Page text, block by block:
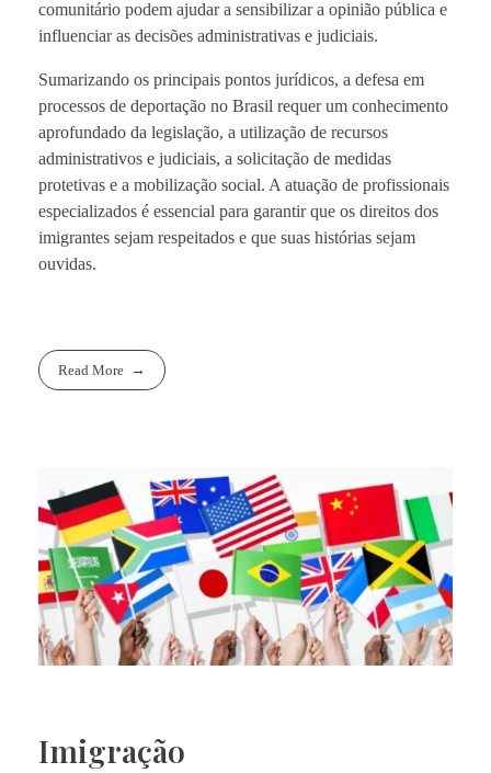
comunitário podem ajudar a sensibilizar a opinião pública e
influenciar as decisões administrativas e judiciais.
Sumarizando os principais pontos jurídicos, a defesa em
processos de deportação no Brasil requer um conhecimento
aprofundado da legislação, a utilização de recursos
administrativos e judiciais, a solicitação de medidas
protetivas e a mobilização social. A atuação de profissionais
especializados é essencial para garantir que os direitos dos
imigrantes sejam respeitados e que suas histórias sejam
ouvidas.
Read More
Imigração